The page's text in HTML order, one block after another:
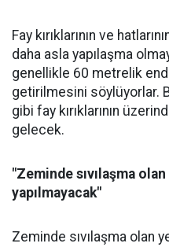
Fay kırıklarının ve
daha asla yapılaşma
genellikle 60 metrelik
getirilmesini söylüyorlar.
gibi fay kırıklarının
gelecek.
"Zeminde sıvılaşma
yapılmayacak"
Zeminde sıvılaşma olan